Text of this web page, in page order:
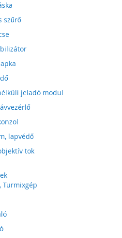
szűrő
jeladó modul
lapvédő
tok
Turmixgép